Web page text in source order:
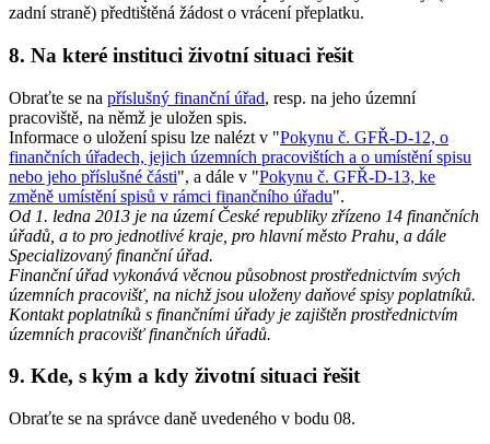
zadní straně) předtištěná žádost o vrácení přeplatku.
8. Na které instituci životní situaci řešit
Obraťte se na příslušný finanční úřad, resp. na jeho územní
pracoviště, na němž je uložen spis.
Informace o uložení spisu lze nalézt v "Pokynu č. GFŘ-D-12, o
finančních úřadech, jejich územních pracovištích a o umístění spisu
nebo jeho příslušné části", a dále v "Pokynu č. GFŘ-D-13, ke
změně umístění spisů v rámci finančního úřadu".
Od 1. ledna 2013 je na území České republiky zřízeno 14 finančních
úřadů, a to pro jednotlivé kraje, pro hlavní město Prahu, a dále
Specializovaný finanční úřad.
Finanční úřad vykonává věcnou působnost prostřednictvím svých
územních pracovišť, na nichž jsou uloženy daňové spisy poplatníků.
Kontakt poplatníků s finančními úřady je zajištěn prostřednictvím
územních pracovišť finančních úřadů.
9. Kde, s kým a kdy životní situaci řešit
Obraťte se na správce daně uvedeného v bodu 08.